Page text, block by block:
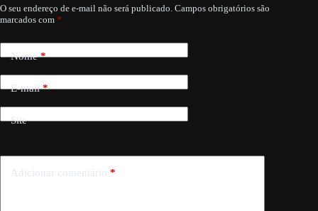
O seu endereço de e-mail não será publicado. Campos obrigatórios são
marcados com *
Nome*
E-mail*
Site
Adicionar comentário *